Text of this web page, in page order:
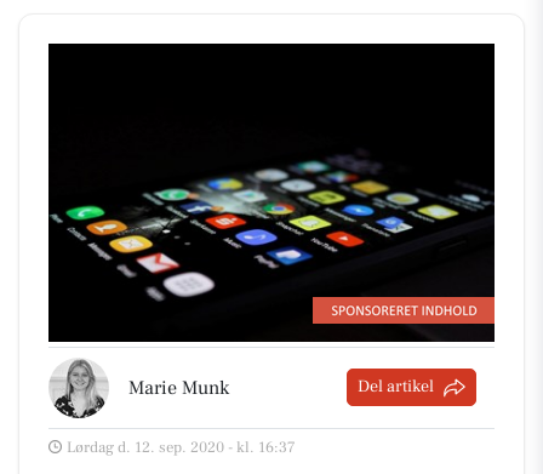
Marie Munk Del artikel
Lørdag d. 12. sep. 2020 - kl. 16:37